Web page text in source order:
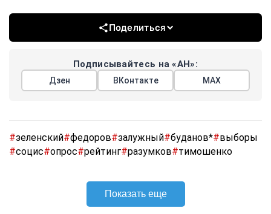
Поделиться
Подписывайтесь на «АН»:
Дзен ВКонтакте МАХ
#зеленский#федоров#залужный#буданов*#выборы
#социс#опрос#рейтинг#разумков#тимошенко
Показать еще